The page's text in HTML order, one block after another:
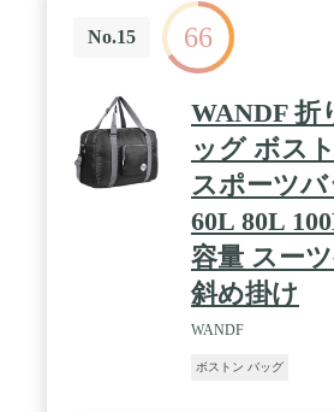
使い方にアレンジ可能です。 / ✅
んの荷物が入るので旅行はもちろ
などのスポーツ、ジムやアウトド
ど様々なシーンでご利用いただけ
拡張デザイン】旅行中にお土産を
底部のファスナーを開ければ容量
いので普段は小さく収納もできて
容量バッグに早変わりの高機能バ
No.15 66
WANDF 折
ッグ ボス
スポーツ
60L 80L
容量 スー
斜め掛け
WANDF
ボストン バッグ